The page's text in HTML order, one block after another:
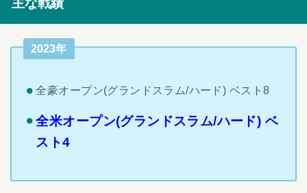
主な戦績
2023年
全豪オープン(グランドスラム/ハード) ベスト8
全米オープン(グランドスラム/ハード) ベ
スト4